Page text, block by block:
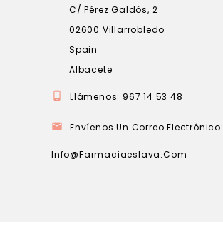
C/ Pérez Galdós, 2
02600 Villarrobledo
Spain
Albacete
 Llámenos: 967 14 53 48
 Envíenos Un Correo Electrónico:
Info@farmaciaeslava.com